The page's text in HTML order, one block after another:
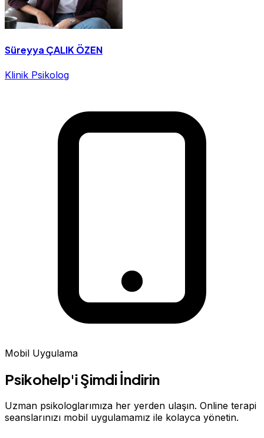
Süreyya ÇALIK ÖZEN
Klinik Psikolog
Mobil Uygulama
Psikohelp'i Şimdi İndirin
Uzman psikologlarımıza her yerden ulaşın. Online terapi
seanslarınızı mobil uygulamamız ile kolayca yönetin.